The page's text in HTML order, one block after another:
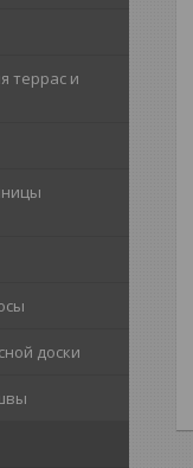
террас и
доски